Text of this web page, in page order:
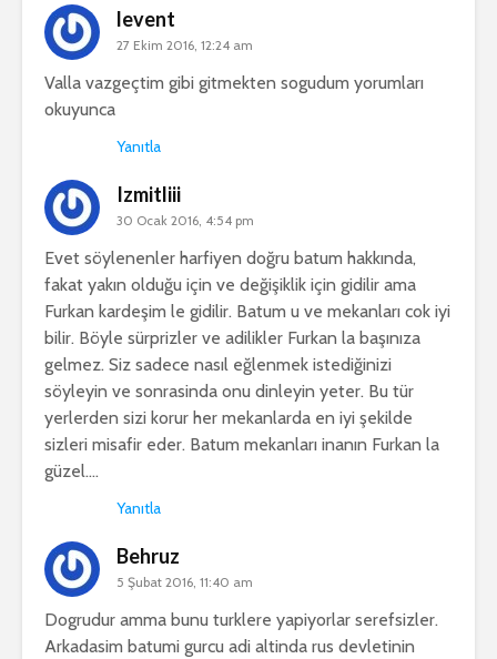
levent
27 Ekim 2016, 12:24 am
Valla vazgeçtim gibi gitmekten sogudum yorumları
okuyunca
Yanıtla
Izmitliii
30 Ocak 2016, 4:54 pm
Evet söylenenler harfiyen doğru batum hakkında,
fakat yakın olduğu için ve değişiklik için gidilir ama
Furkan kardeşim le gidilir. Batum u ve mekanları cok iyi
bilir. Böyle sürprizler ve adilikler Furkan la başınıza
gelmez. Siz sadece nasıl eğlenmek istediğinizi
söyleyin ve sonrasinda onu dinleyin yeter. Bu tür
yerlerden sizi korur her mekanlarda en iyi şekilde
sizleri misafir eder. Batum mekanları inanın Furkan la
güzel….
Yanıtla
Behruz
5 Şubat 2016, 11:40 am
Dogrudur amma bunu turklere yapiyorlar serefsizler.
Arkadasim batumi gurcu adi altinda rus devletinin